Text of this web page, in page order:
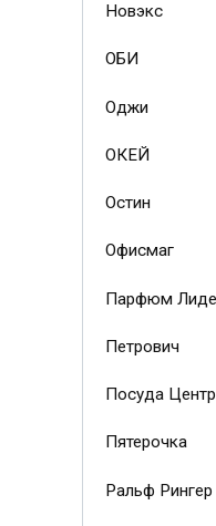
Новэкс
ОБИ
Оджи
ОКЕЙ
Остин
Офисмаг
Парфюм
Петрович
Посуда Центр
Пятерочка
Ральф Рингер